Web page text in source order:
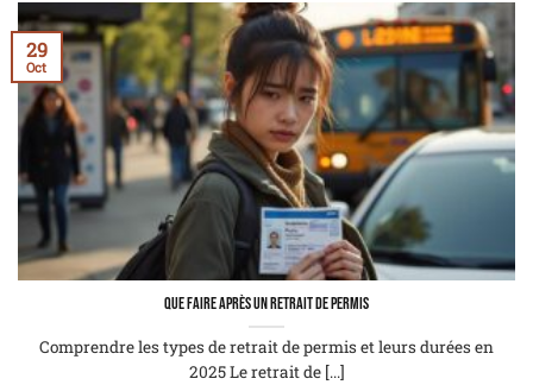
Que faire après un retrait de permis
Comprendre les types de retrait de permis et leurs durées en
2025 Le retrait de [...]
29
Oct